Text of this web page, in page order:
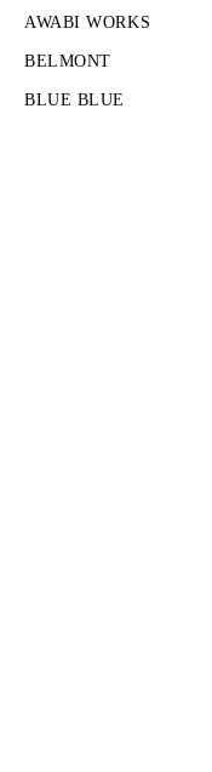
AWABI WORKS
BELMONT
BLUE BLUE